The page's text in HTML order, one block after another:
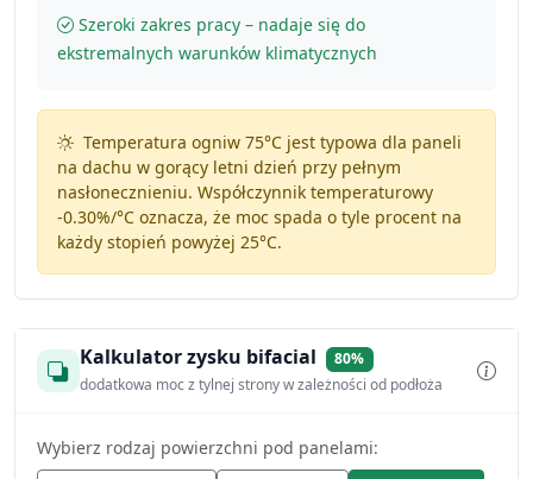
Szeroki zakres pracy – nadaje się do
ekstremalnych warunków klimatycznych
Temperatura ogniw 75°C jest typowa dla paneli
na dachu w gorący letni dzień przy pełnym
nasłonecznieniu. Współczynnik temperaturowy
-0.30%/°Coznacza, że moc spada o tyle procent na
każdy stopień powyżej 25°C.
Kalkulator zysku bifacial
80%
dodatkowa moc z tylnej strony w zależności od podłoża
Wybierz rodzaj powierzchni pod panelami: